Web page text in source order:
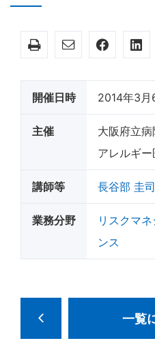
開催日時 2014年3月
主催
大阪府立
アレルギ
講師等 長谷部 圭司
業務分野
リスクマ
ンス
一覧